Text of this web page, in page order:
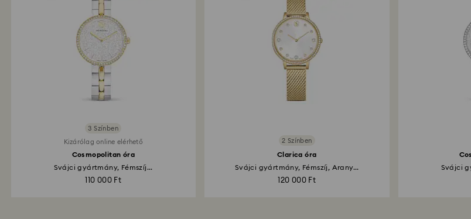
3 Színben
Kizárólag online elérhető
Cosmopolitan óra
Svájci gyártmány, Fémszíj...
110 000 Ft
2 Színben
Clarica óra
Svájci gyártmány, Fémszíj, Arany...
120 000 Ft
Svájci